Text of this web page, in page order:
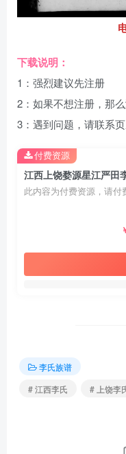
下载说明：
1：强烈建议先注册
2：如果不想注册，那
3：遇到问题，请联系
江西上饶婺源星江严田
此内容为付费资源，请付
付费资源
李氏族谱
# 江西李氏
# 上饶李